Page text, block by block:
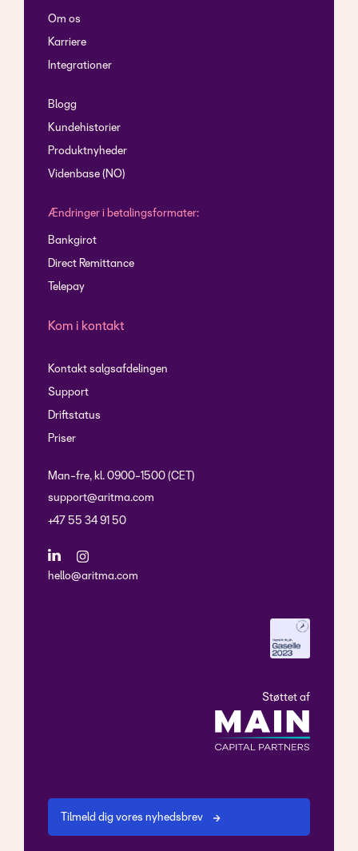
Om os
Karriere
Integrationer
Blogg
Kundehistorier
Produktnyheder
Videnbase (NO)
Ændringer i betalingsformater:
Bankgirot
Direct Remittance
Telepay
Kom i kontakt
Kontakt salgsafdelingen
Support
Driftstatus
Priser
Man-fre, kl. 0900-1500 (CET)
support@aritma.com
+47 55 34 91 50
hello@aritma.com
Støttet af
Tilmeld dig vores nyhedsbrev